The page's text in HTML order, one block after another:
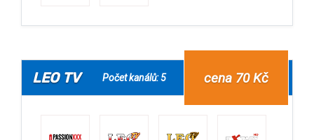
LEO TV Počet kanálů: 5 cena 70 Kč